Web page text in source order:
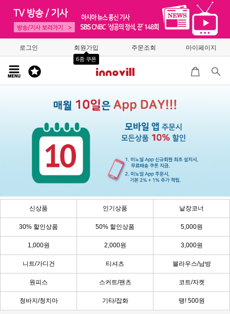
로그인 회원가입
6종 쿠폰
주문조회 마이페이지
신상품 인기상품 낱장코너
30% 할인상품 50% 할인상품 5,000원
1,000원 2,000원 3,000원
니트/가디건 티셔츠 블라우스/남방
원피스 스커트/팬츠 코트/자켓
청바지/청치마 기타/잡화 땡! 500원